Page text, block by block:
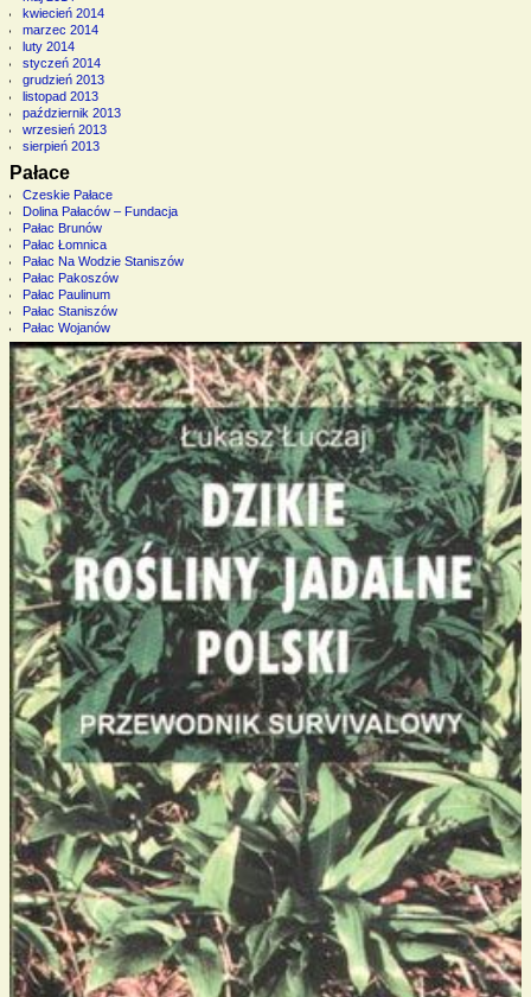
kwiecień 2014
marzec 2014
luty 2014
styczeń 2014
grudzień 2013
listopad 2013
październik 2013
wrzesień 2013
sierpień 2013
Pałace
Czeskie Pałace
Dolina Pałaców – Fundacja
Pałac Brunów
Pałac Łomnica
Pałac Na Wodzie Staniszów
Pałac Pakoszów
Pałac Paulinum
Pałac Staniszów
Pałac Wojanów